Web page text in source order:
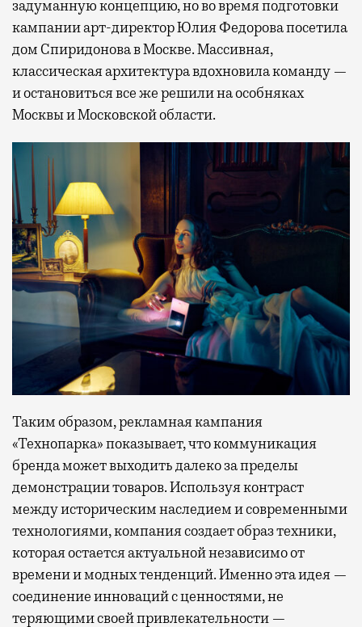
задуманную концепцию, но во время подготовки
кампании арт-директор Юлия Федорова посетила
дом Спиридонова в Москве. Массивная,
классическая архитектура вдохновила команду —
и остановиться все же решили на особняках
Москвы и Московской области.
Таким образом, рекламная кампания
«Технопарка» показывает, что коммуникация
бренда может выходить далеко за пределы
демонстрации товаров. Используя контраст
между историческим наследием и современными
технологиями, компания создает образ техники,
которая остается актуальной независимо от
времени и модных тенденций. Именно эта идея —
соединение инноваций с ценностями, не
теряющими своей привлекательности —